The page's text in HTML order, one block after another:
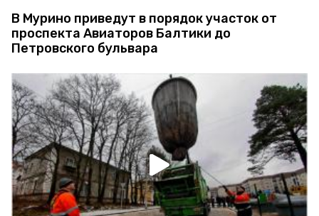
В Мурино приведут в порядок участок от
проспекта Авиаторов Балтики до
Петровского бульвара